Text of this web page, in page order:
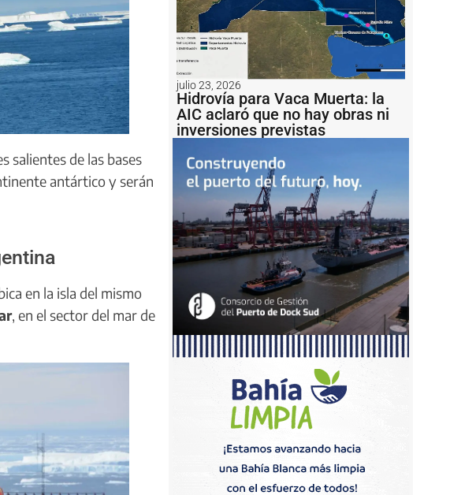
salientes de las bases
antártico y serán
en la isla del mismo
, en el sector del mar de
julio 23, 2026
Hidrovía para Vaca Muerta: la
AIC aclaró que no hay obras ni
inversiones previstas